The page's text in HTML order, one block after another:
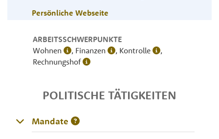
Persönliche Webseite
ARBEITSSCHWERPUNKTE
Wohnen
, Finanzen , Kontrolle
,
Rechnungshof
POLITISCHE TÄTIGKEITEN
Mandate